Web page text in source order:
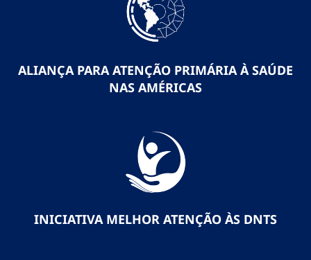
ALIANÇA PARA ATENÇÃO PRIMÁRIA À SAÚDE
NAS AMÉRICAS
INICIATIVA MELHOR ATENÇÃO ÀS DNTS